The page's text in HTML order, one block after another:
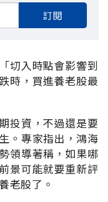
訂閱
切入時點會影響到
時，買進養老股最
投資，不過還是要
。專家指出，鴻海
領導著稱，如果哪
景可能就要重新評
老股了。